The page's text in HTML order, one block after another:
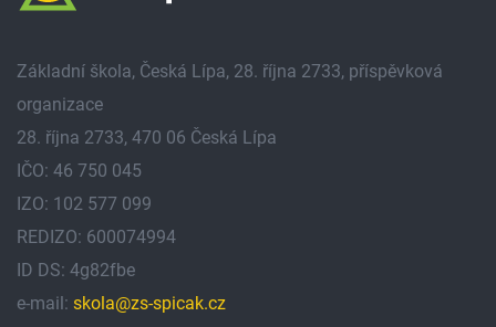
Základní škola, Česká Lípa, 28. října 2733, příspěvková
organizace
28. října 2733, 470 06 Česká Lípa
IČO: 46 750 045
IZO: 102 577 099
REDIZO: 600074994
ID DS: 4g82fbe
e-mail: skola@zs-spicak.cz